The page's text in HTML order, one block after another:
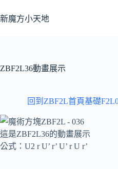
至
容
新魔方小天地
ZBF2L36動畫展示
回到ZBF2L首頁基礎
這是ZBF2L36的動畫展示
公式：U2 r U’ r’ U’ r U r’